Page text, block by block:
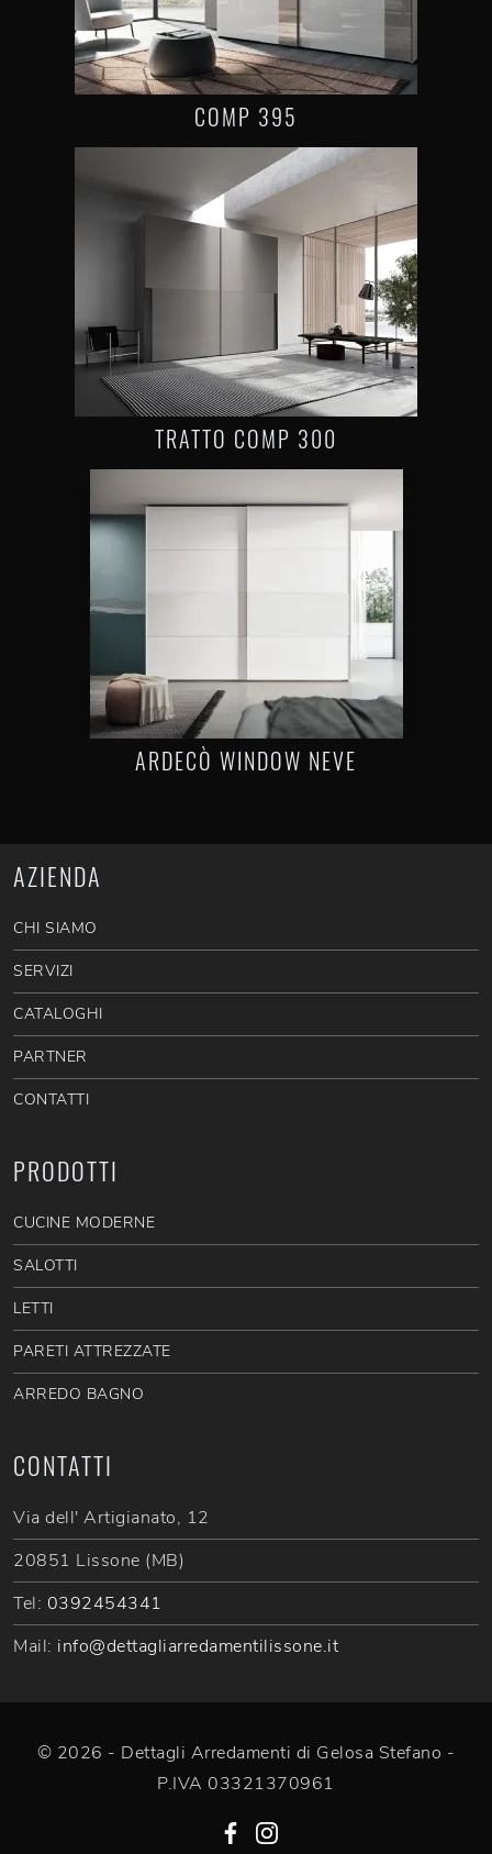
COMP 395
TRATTO COMP 300
ARDECÒ WINDOW NEVE
AZIENDA
CHI SIAMO
SERVIZI
CATALOGHI
PARTNER
CONTATTI
PRODOTTI
CUCINE MODERNE
SALOTTI
LETTI
PARETI ATTREZZATE
ARREDO BAGNO
CONTATTI
Via dell' Artigianato, 12
20851 Lissone (MB)
Tel: 0392454341
Mail: info@dettagliarredamentilissone.it
© 2026 - Dettagli Arredamenti di Gelosa Stefano -
P.IVA 03321370961